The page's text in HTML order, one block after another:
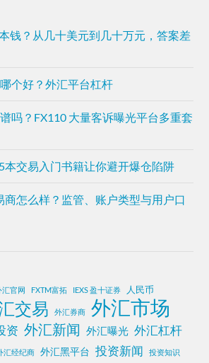
钱？从几十美元到几十万元，答案差
个好？外汇平台杠杆
吗？FX110 大量客诉曝光平台多重套
本交易入门书籍让你避开爆仓陷阱
商怎么样？监管、账户类型与用户口
官网 FXTM富拓 IEXS 盈十证券 人民币
交易 外汇券商 外汇市场
资 外汇新闻 外汇曝光 外汇杠杆
汇经纪商 外汇黑平台 投资新闻 投资知识